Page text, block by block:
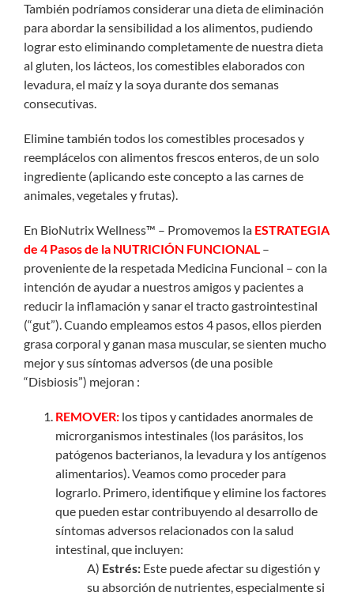
También podríamos considerar una dieta de eliminación
para abordar la sensibilidad a los alimentos, pudiendo
lograr esto eliminando completamente de nuestra dieta
al gluten, los lácteos, los comestibles elaborados con
levadura, el maíz y la soya durante dos semanas
consecutivas.
Elimine también todos los comestibles procesados y
reemplácelos con alimentos frescos enteros, de un solo
ingrediente (aplicando este concepto a las carnes de
animales, vegetales y frutas).
En BioNutrix Wellness™ – Promovemos la ESTRATEGIA
de 4 Pasos de la NUTRICIÓN FUNCIONAL –
proveniente de la respetada Medicina Funcional – con la
intención de ayudar a nuestros amigos y pacientes a
reducir la inflamación y sanar el tracto gastrointestinal
(“gut”). Cuando empleamos estos 4 pasos, ellos pierden
grasa corporal y ganan masa muscular, se sienten mucho
mejor y sus síntomas adversos (de una posible
“Disbiosis”) mejoran :
REMOVER: los tipos y cantidades anormales de
microrganismos intestinales (los parásitos, los
patógenos bacterianos, la levadura y los antígenos
alimentarios). Veamos como proceder para
lograrlo. Primero, identifique y elimine los factores
que pueden estar contribuyendo al desarrollo de
síntomas adversos relacionados con la salud
intestinal, que incluyen:
A) Estrés: Este puede afectar su digestión y
su absorción de nutrientes, especialmente si